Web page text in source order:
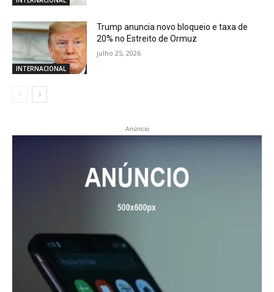
INTERNACIONAL
Trump anuncia novo bloqueio e taxa de
20% no Estreito de Ormuz
julho 25, 2026
Anúncio